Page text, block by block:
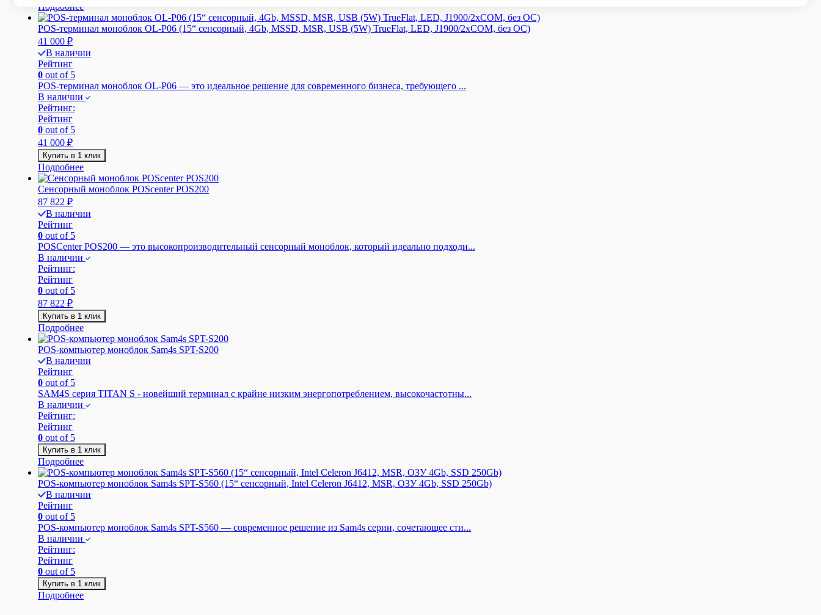
Подробнее
POS-терминал моноблок OL-P06 (15“ сенсорный, 4Gb, MSSD, MSR, USB (5W) TrueFlat, LED, J1900/2xCOM, без ОС)
41 000 ₽
В наличии
Рейтинг
0 out of 5
POS-терминал моноблок OL-P06 — это идеальное решение для современного бизнеса, требующего ...
В наличии
Рейтинг:
Рейтинг
0 out of 5
41 000 ₽
Купить в 1 клик
Подробнее
Сенсорный моноблок POScenter POS200
87 822 ₽
В наличии
Рейтинг
0 out of 5
POSCenter POS200 — это высокопроизводительный сенсорный моноблок, который идеально подходи...
В наличии
Рейтинг:
Рейтинг
0 out of 5
87 822 ₽
Купить в 1 клик
Подробнее
POS-компьютер моноблок Sam4s SPT-S200
В наличии
Рейтинг
0 out of 5
SAM4S серия TITAN S - новейший терминал с крайне низким энергопотреблением, высокочастотны...
В наличии
Рейтинг:
Рейтинг
0 out of 5
Купить в 1 клик
Подробнее
POS-компьютер моноблок Sam4s SPT-S560 (15“ сенсорный, Intel Celeron J6412, MSR, ОЗУ 4Gb, SSD 250Gb)
В наличии
Рейтинг
0 out of 5
POS-компьютер моноблок Sam4s SPT-S560 — современное решение из Sam4s серии, сочетающее сти...
В наличии
Рейтинг:
Рейтинг
0 out of 5
Купить в 1 клик
Подробнее